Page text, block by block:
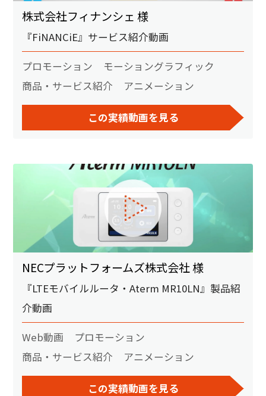
株式会社フィナンシェ 様
『FiNANCiE』サービス紹介動画
プロモーション
モーショングラフィック
商品・サービス紹介
アニメーション
この実績動画を見る
NECプラットフォームズ株式会社 様
『LTEモバイルルータ・Aterm MR10LN』製品紹
介動画
Web動画
プロモーション
商品・サービス紹介
アニメーション
この実績動画を見る